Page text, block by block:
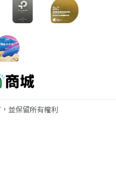
並保留所有權利